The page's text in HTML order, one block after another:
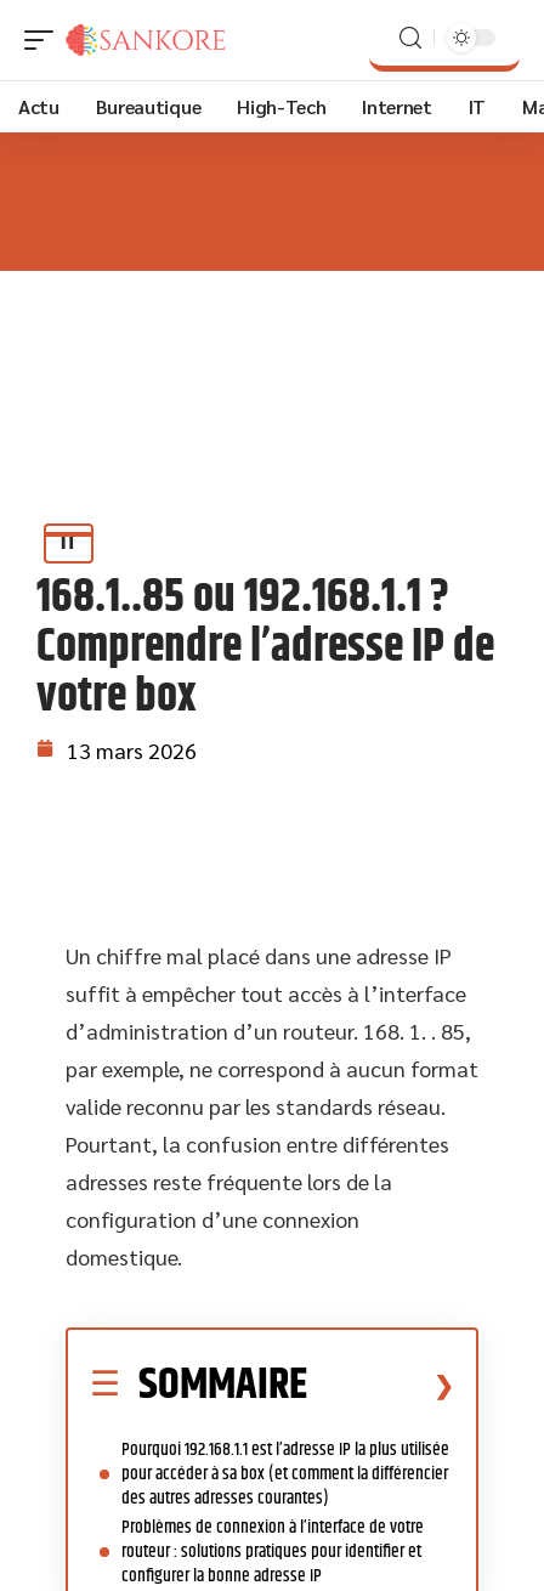
Actu Bureautique High-Tech Internet IT
IT
168.1..85 ou 192.168.1.1 ?
Comprendre l’adresse IP de
votre box
13 mars 2026
Un chiffre mal placé dans une adresse IP
suffit à empêcher tout accès à l’interface
d’administration d’un routeur. 168. 1. . 85,
par exemple, ne correspond à aucun format
valide reconnu par les standards réseau.
Pourtant, la confusion entre différentes
adresses reste fréquente lors de la
configuration d’une connexion
domestique.
SOMMAIRE
Pourquoi 192.168.1.1 est l’adresse IP la plus utilisée
pour accéder à sa box (et comment la différencier
des autres adresses courantes)
Problèmes de connexion à l’interface de votre
routeur : solutions pratiques pour identifier et
configurer la bonne adresse IP